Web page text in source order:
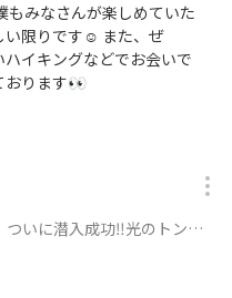
もみなさんが楽しめていた
い限りです☺️ また、ぜ
イキングなどでお会いで
おります👀
‼️光のトンネルに吸い込まれに行こう✨に参加